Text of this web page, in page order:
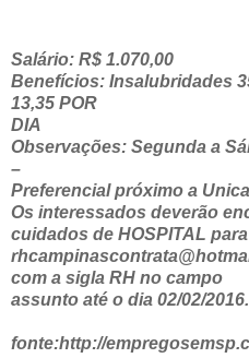
Salário: R$ 1.070,00
Benefícios: Insalubridades
13,35 POR
DIA
Observações: Segunda a
–
Preferencial próximo a
Os interessados deverão
cuidados de HOSPITAL
com a sigla RH no campo
assunto até o dia 02/02/2016.
fonte:http://